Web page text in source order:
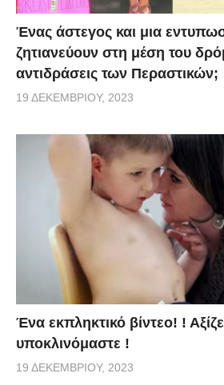
Ένας άστεγος και μια
ζητιανεύουν στη μέση του
αντιδράσεις των Περαστικών;
19 ΔΕΚΕΜΒΡΊΟΥ, 2023
Ένα εκπληκτικό βίντεο! !
υποκλινόμαστε !
19 ΔΕΚΕΜΒΡΊΟΥ, 2023